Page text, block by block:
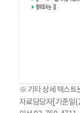
※ 기타 상세 텍스트
자료담당자[기준일